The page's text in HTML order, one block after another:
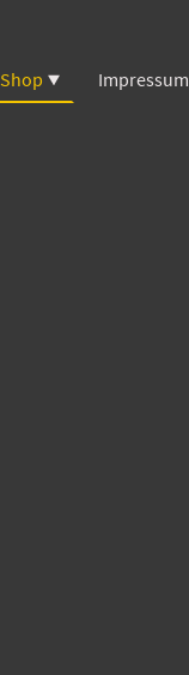
Shop Impressum